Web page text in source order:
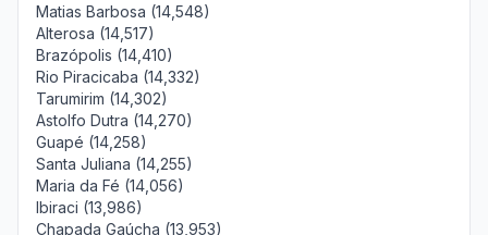
Matias Barbosa (14,548)
Alterosa (14,517)
Brazópolis (14,410)
Rio Piracicaba (14,332)
Tarumirim (14,302)
Astolfo Dutra (14,270)
Guapé (14,258)
Santa Juliana (14,255)
Maria da Fé (14,056)
Ibiraci (13,986)
Chapada Gaúcha (13,953)